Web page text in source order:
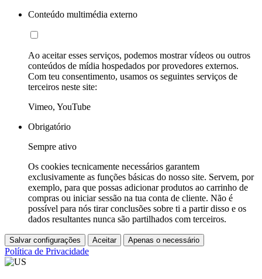
Conteúdo multimédia externo
Ao aceitar esses serviços, podemos mostrar vídeos ou outros
conteúdos de mídia hospedados por provedores externos.
Com teu consentimento, usamos os seguintes serviços de
terceiros neste site:
Vimeo, YouTube
Obrigatório
Sempre ativo
Os cookies tecnicamente necessários garantem
exclusivamente as funções básicas do nosso site. Servem, por
exemplo, para que possas adicionar produtos ao carrinho de
compras ou iniciar sessão na tua conta de cliente. Não é
possível para nós tirar conclusões sobre ti a partir disso e os
dados resultantes nunca são partilhados com terceiros.
Salvar configurações Aceitar Apenas o necessário
Política de Privacidade